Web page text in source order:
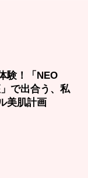
験！「NEO
で出合う、私
美肌計画